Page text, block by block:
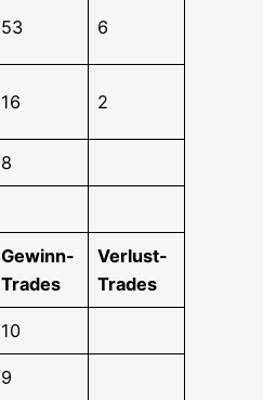
53 6
16 2
8
Gewinn-
Trades
Ver­lust-
Trades
10
9